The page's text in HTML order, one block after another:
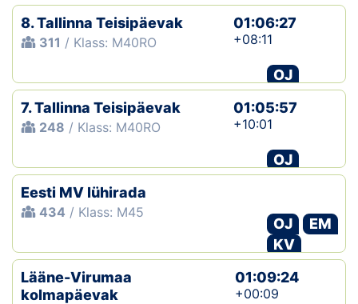
8. Tallinna Teisipäevak
311 / Klass: M40RO
01:06:27
+08:11
OJ
7. Tallinna Teisipäevak
248 / Klass: M40RO
01:05:57
+10:01
OJ
Eesti MV lühirada
434 / Klass: M45
OJ
EM
KV
Lääne-Virumaa
kolmapäevak
01:09:24
+00:09